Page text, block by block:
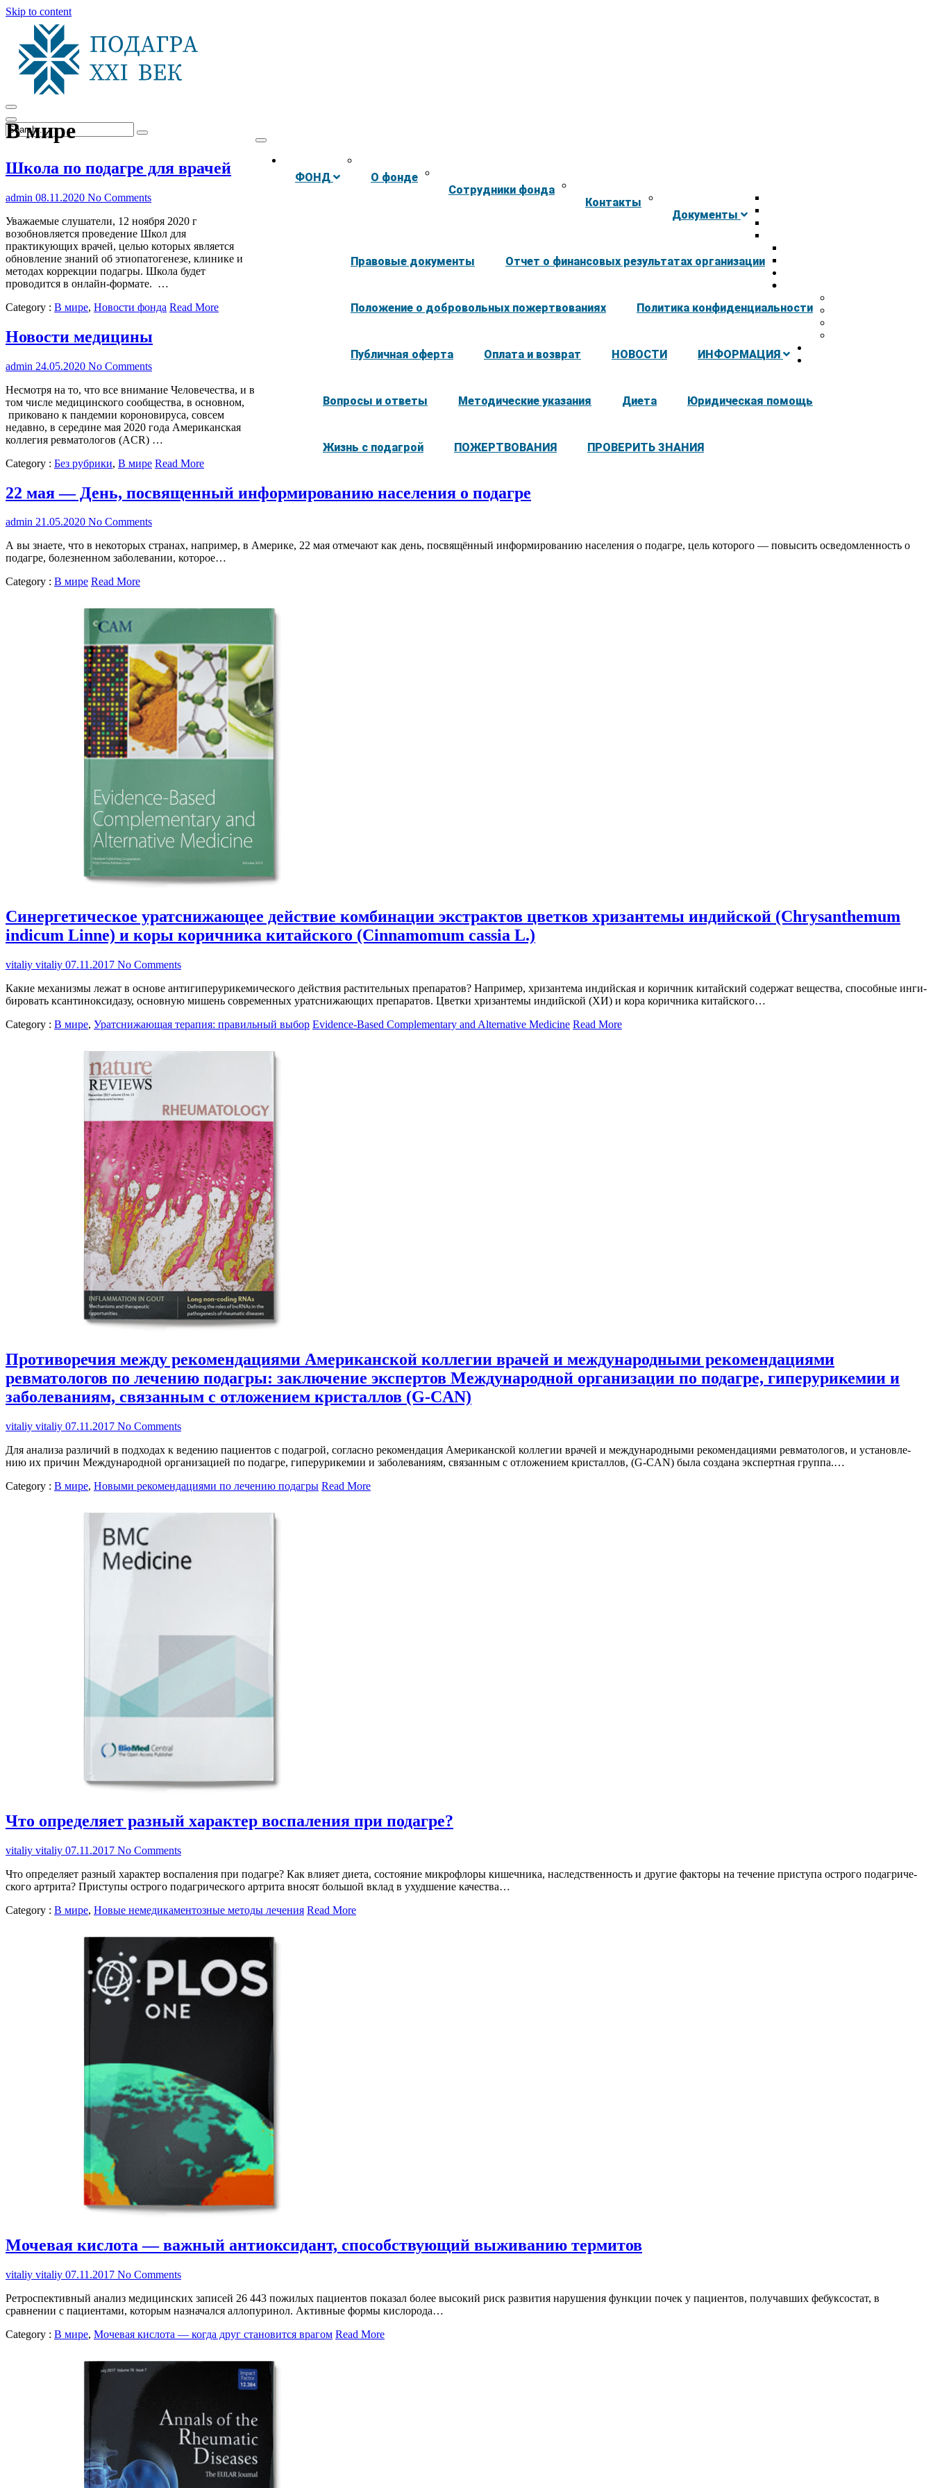
Skip to content
ФОНД
О фонде
Сотрудники фонда
Контакты
Документы
Правовые документы Отчет о финансовых результатах организации
Положение о добровольных пожертвованиях Политика конфиденциальности
Публичная оферта Оплата и возврат НОВОСТИ ИНФОРМАЦИЯ
Вопросы и ответы Методические указания Диета Юридическая помощь
Жизнь с подагрой ПОЖЕРТВОВАНИЯ ПРОВЕРИТЬ ЗНАНИЯ
В мире
Школа по подагре для врачей
admin 08.11.2020 No Comments
Уважаемые слушатели, 12 ноября 2020 г
возобновляется проведение Школ для
практикующих врачей, целью которых является
обновление знаний об этиопатогенезе, клинике и
методах коррекции подагры. Школа будет
проводится в онлайн-формате. …
Category : В мире, Новости фонда Read More
Новости медицины
admin 24.05.2020 No Comments
Несмотря на то, что все внимание Человечества, и в
том числе медицинского сообщества, в основном,
приковано к пандемии короновируса, совсем
недавно, в середине мая 2020 года Американская
коллегия ревматологов (ACR) …
Category : Без рубрики, В мире Read More
22 мая — День, посвященный информированию населения о подагре
admin 21.05.2020 No Comments
А вы знаете, что в некоторых странах, например, в Америке, 22 мая отмечают как день, посвящённый информированию населения о подагре, цель которого — повысить осведомленность о
подагре, болезненном заболевании, которое…
Category : В мире Read More
Синергетическое уратснижающее действие комбинации экстрактов цветков хризантемы индийской (Chrysanthemum
indicum Linne) и коры коричника китайского (Cinnamomum cassia L.)
vitaliy vitaliy 07.11.2017 No Comments
Ка­кие ме­ха­низ­мы ле­жат в ос­но­ве ан­ти­ги­пе­ру­ри­ке­ми­че­ско­го дей­ствия рас­ти­тель­ных пре­па­ра­тов? На­при­мер, хри­зан­те­ма ин­дий­ская и ко­рич­ник ки­тай­ский со­дер­жат ве­ще­ства, спо­соб­ные ин­ги­
би­ро­вать ксан­ти­нок­си­да­зу, ос­нов­ную ми­шень совре­мен­ных урат­сни­жа­ю­щих пре­па­ра­тов. Цвет­ки хри­зан­те­мы ин­дий­ской (ХИ) и ко­ра ко­рич­ни­ка ки­тай­ско­го…
Category : В мире, Уратснижающая терапия: правильный выбор Evidence-Based Complementary and Alternative Medicine Read More
Противоречия между рекомендациями Американской коллегии врачей и международными рекомендациями
ревматологов по лечению подагры: заключение экспертов Международной организации по подагре, гиперурикемии и
заболеваниям, связанным с отложением кристаллов (G-CAN)
vitaliy vitaliy 07.11.2017 No Comments
Для ана­ли­за раз­ли­чий в под­хо­дах к ве­де­нию па­ци­ен­тов с по­дагрой, со­глас­но ре­ко­мен­да­ция Аме­ри­кан­ской кол­ле­гии вра­чей и меж­ду­на­род­ны­ми ре­ко­мен­да­ци­я­ми рев­ма­то­ло­гов, и уста­нов­ле­
нию их при­чин Меж­ду­на­род­ной ор­га­ни­за­ци­ей по по­даг­ре, ги­пе­ру­ри­ке­мии и за­боле­ва­ни­ям, свя­зан­ным с от­ло­же­ни­ем кри­стал­лов, (G-CAN) бы­ла со­зда­на экс­перт­ная груп­па.…
Category : В мире, Новыми рекомендациями по лечению подагры Read More
Что определяет разный характер воспаления при подагре?
vitaliy vitaliy 07.11.2017 No Comments
Что опре­де­ля­ет раз­ный ха­рак­тер вос­па­ле­ния при по­даг­ре? Как вли­я­ет ди­е­та, со­сто­я­ние мик­ро­фло­ры ки­шеч­ни­ка, на­след­ствен­ность и дру­гие фак­то­ры на те­че­ние при­сту­па остро­го по­даг­ри­че­
ско­го арт­ри­та? При­сту­пы остро­го по­даг­ри­че­ско­го арт­ри­та вно­сят боль­шой вклад в ухуд­ше­ние ка­че­ства…
Category : В мире, Новые немедикаментозные методы лечения Read More
Мочевая кислота — важный антиоксидант, способствующий выживанию термитов
vitaliy vitaliy 07.11.2017 No Comments
Ретроспективный анализ медицинских записей 26 443 пожилых пациентов показал более высокий риск развития нарушения функции почек у пациентов, получавших фебуксостат, в
сравнении с пациентами, которым назначался аллопуринол. Ак­тив­ные фор­мы кис­ло­ро­да…
Category : В мире, Мочевая кислота — когда друг становится врагом Read More